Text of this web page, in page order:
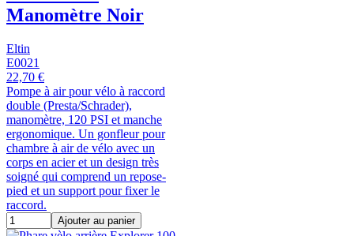
Manomètre Noir
Eltin
E0021
22,70 €
Pompe à air pour vélo à raccord
double (Presta/Schrader),
manomètre, 120 PSI et manche
ergonomique. Un gonfleur pour
chambre à air de vélo avec un
corps en acier et un design très
soigné qui comprend un repose-
pied et un support pour fixer le
raccord.
Ajouter au panier